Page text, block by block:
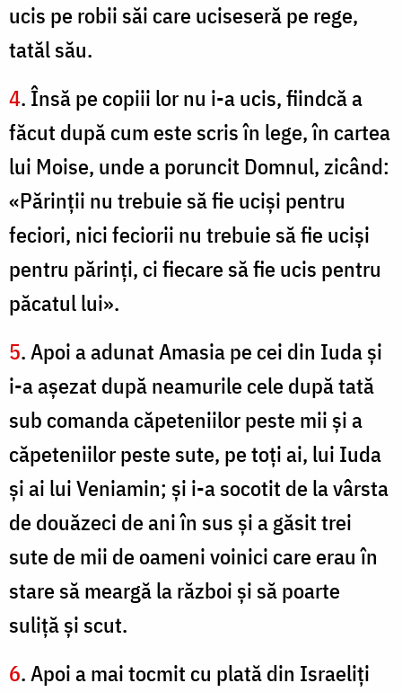
ucis pe robii săi care uciseseră pe rege,
tatăl său.
4. Însă pe copiii lor nu i-a ucis, fiindcă a
făcut după cum este scris în lege, în cartea
lui Moise, unde a poruncit Domnul, zicând:
«Părinţii nu trebuie să fie ucişi pentru
feciori, nici feciorii nu trebuie să fie ucişi
pentru părinţi, ci fiecare să fie ucis pentru
păcatul lui».
5. Apoi a adunat Amasia pe cei din Iuda şi
i-a aşezat după neamurile cele după tată
sub comanda căpeteniilor peste mii şi a
căpeteniilor peste sute, pe toţi ai, lui Iuda
şi ai lui Veniamin; şi i-a socotit de la vârsta
de douăzeci de ani în sus şi a găsit trei
sute de mii de oameni voinici care erau în
stare să meargă la război şi să poarte
suliţă şi scut.
6. Apoi a mai tocmit cu plată din Israeliţi